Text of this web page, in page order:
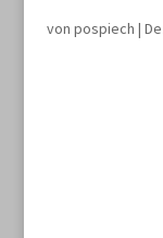
von pospiech |